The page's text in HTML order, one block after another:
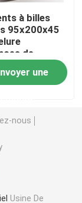
à billes
95x200x45
de
la
6319-
une
nous
Usine De